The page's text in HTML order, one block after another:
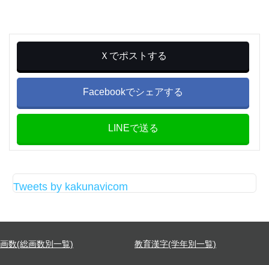
Ｘでポストする
Facebookでシェアする
LINEで送る
Tweets by kakunavicom
画数(総画数別一覧) 教育漢字(学年別一覧)